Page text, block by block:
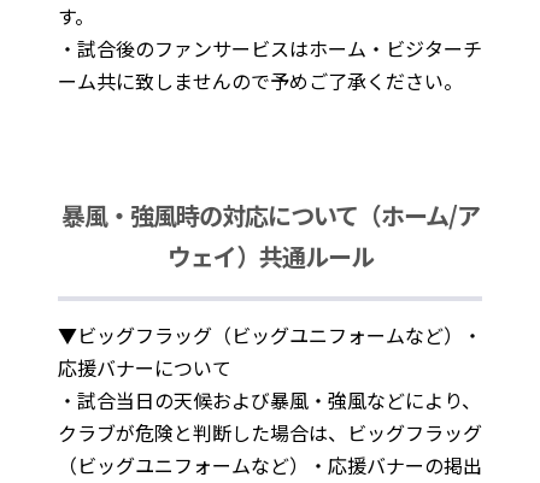
す。
・試合後のファンサービスはホーム・ビジターチ
ーム共に致しませんので予めご了承ください。
暴風・強風時の対応について（ホーム/ア
ウェイ）共通ルール
▼ビッグフラッグ（ビッグユニフォームなど）・
応援バナーについて
・試合当日の天候および暴風・強風などにより、
クラブが危険と判断した場合は、ビッグフラッグ
（ビッグユニフォームなど）・応援バナーの掲出